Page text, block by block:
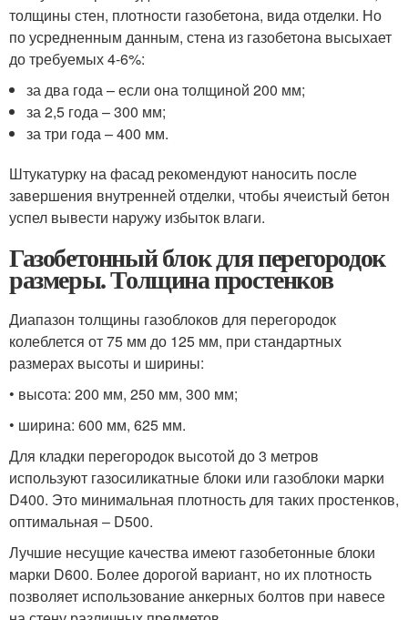
толщины стен, плотности газобетона, вида отделки. Но
по усредненным данным, стена из газобетона высыхает
до требуемых 4-6%:
за два года – если она толщиной 200 мм;
за 2,5 года – 300 мм;
за три года – 400 мм.
Штукатурку на фасад рекомендуют наносить после
завершения внутренней отделки, чтобы ячеистый бетон
успел вывести наружу избыток влаги.
Газобетонный блок для перегородок
размеры. Толщина простенков
Диапазон толщины газоблоков для перегородок
колеблется от 75 мм до 125 мм, при стандартных
размерах высоты и ширины:
• высота: 200 мм, 250 мм, 300 мм;
• ширина: 600 мм, 625 мм.
Для кладки перегородок высотой до 3 метров
используют газосиликатные блоки или газоблоки марки
D400. Это минимальная плотность для таких простенков,
оптимальная – D500.
Лучшие несущие качества имеют газобетонные блоки
марки D600. Более дорогой вариант, но их плотность
позволяет использование анкерных болтов при навесе